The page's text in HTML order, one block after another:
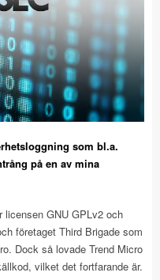
som bl.a.
på en av mina
licensen GNU GPLv2 och
företaget Third Brigade som
Dock så lovade Trend Micro
vilket det fortfarande är.